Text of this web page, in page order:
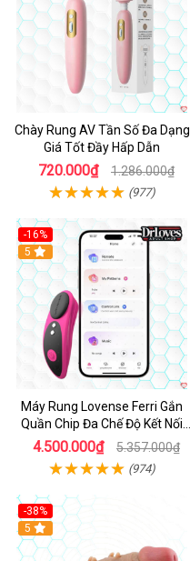
Chày Rung AV Tần Số Đa Dạng
Giá Tốt Đầy Hấp Dẫn
720.000₫ 1.286.000₫
(977)
-16%
Hot
5
Máy Rung Lovense Ferri Gắn
Quần Chip Đa Chế Độ Kết Nối
App
4.500.000₫ 5.357.000₫
(974)
-38%
5